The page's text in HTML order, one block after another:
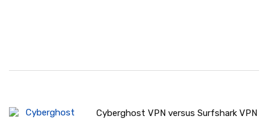
Cyberghost VPN versus Surfshark VPN